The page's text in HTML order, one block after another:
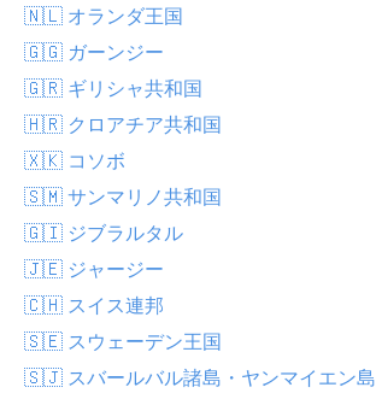
🇳🇱 オランダ王国
🇬🇬 ガーンジー
🇬🇷 ギリシャ共和国
🇭🇷 クロアチア共和国
🇽🇰 コソボ
🇸🇲 サンマリノ共和国
🇬🇮 ジブラルタル
🇯🇪 ジャージー
🇨🇭 スイス連邦
🇸🇪 スウェーデン王国
🇸🇯 スバールバル諸島・ヤンマイエン島